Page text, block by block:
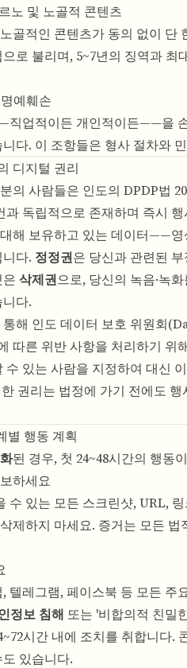
노 및 노골적 콘텐츠
골적인 콘텐츠가 동의 없이
로 불리며, 5~7년의 징역과
예훼손
직업적이든 개인적이든——을
다. 이 조항들은 형사 절차와
디지털 권리
의 사람들은 인도의 DPDP법
과 독립적으로 존재하며 즉시
해 보유하고 있는 데이터——
다. 정정권은 당신과 관련된
삭제권으로, 당신의 녹음·녹
다.
통해 인도 데이터 보호 위원회
따른 위반 사항을 처리하기 위
수 있는 사람을 지정하여 대신
권리는 법정에 가기 전에도
별 행동 계획
된 경우, 첫 24~48시간의 행동
하세요
수 있는 모든 스크린샷, URL,
제하지 마세요. 증거는 모든
텔레그램, 페이스북 등 모든
정보 침해 또는 '비합의적 친밀
시간 내에 조치를 취합니다.
있습니다.